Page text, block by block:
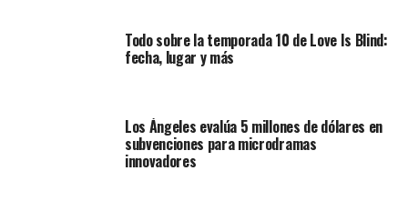
Todo sobre la temporada 10 de Love Is Blind:
fecha, lugar y más
Los Ángeles evalúa 5 millones de dólares en
subvenciones para microdramas
innovadores